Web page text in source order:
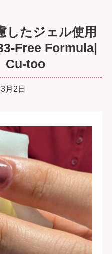
したジェル使用
Free Formula|
Cu-too
月2日